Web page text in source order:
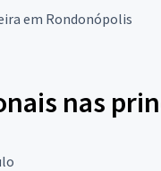
em Rondonópolis
nas